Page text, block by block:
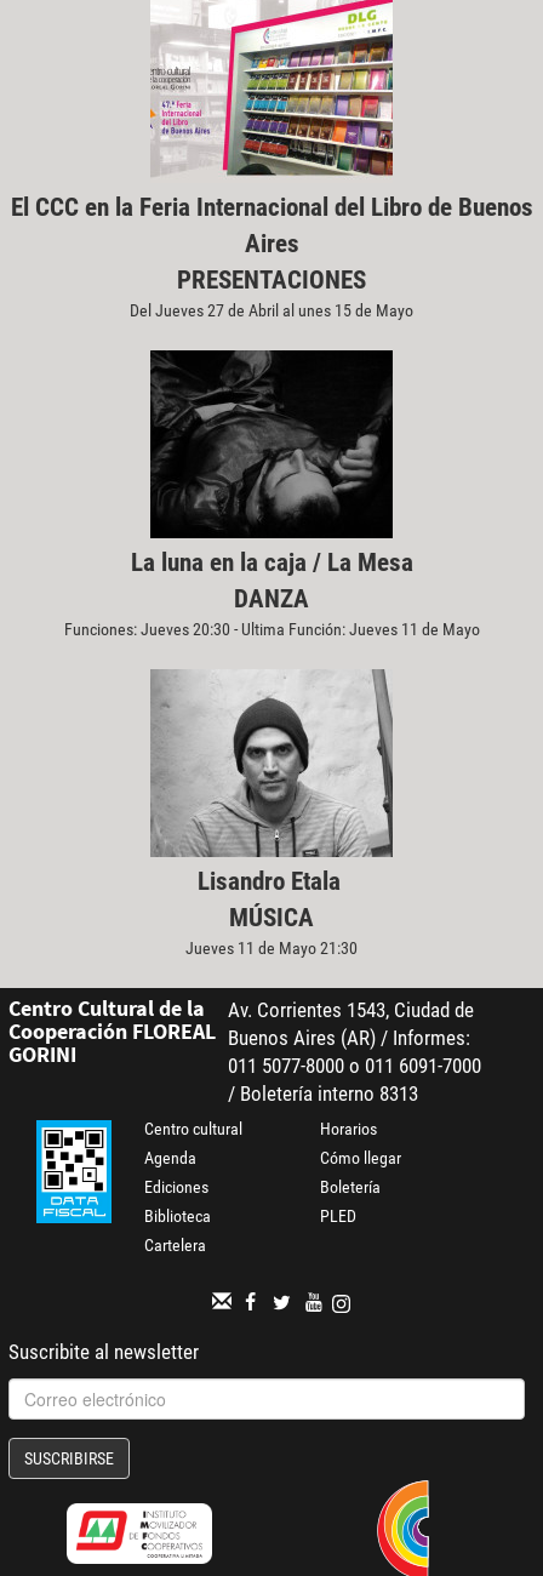
El CCC en la Feria Internacional del Libro de Buenos
Aires
PRESENTACIONES
Del Jueves 27 de Abril al unes 15 de Mayo
La luna en la caja / La Mesa
DANZA
Funciones: Jueves 20:30 - Ultima Función: Jueves 11 de Mayo
Lisandro Etala
MÚSICA
Jueves 11 de Mayo 21:30
Centro Cultural de la
Cooperación FLOREAL
GORINI
Av. Corrientes 1543, Ciudad de
Buenos Aires (AR) / Informes:
011 5077-8000 o 011 6091-7000
/ Boletería interno 8313
Centro cultural
Agenda
Ediciones
Biblioteca
Cartelera
Horarios
Cómo llegar
Boletería
PLED
Suscribite al newsletter
SUSCRIBIRSE